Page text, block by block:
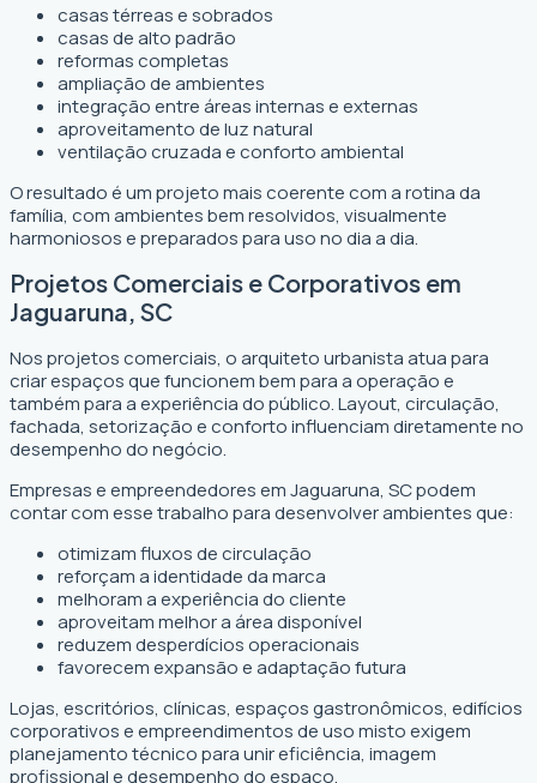
casas térreas e sobrados
casas de alto padrão
reformas completas
ampliação de ambientes
integração entre áreas internas e externas
aproveitamento de luz natural
ventilação cruzada e conforto ambiental
O resultado é um projeto mais coerente com a rotina da
família, com ambientes bem resolvidos, visualmente
harmoniosos e preparados para uso no dia a dia.
Projetos Comerciais e Corporativos em
Jaguaruna, SC
Nos projetos comerciais, o arquiteto urbanista atua para
criar espaços que funcionem bem para a operação e
também para a experiência do público. Layout, circulação,
fachada, setorização e conforto influenciam diretamente no
desempenho do negócio.
Empresas e empreendedores em Jaguaruna, SC podem
contar com esse trabalho para desenvolver ambientes que:
otimizam fluxos de circulação
reforçam a identidade da marca
melhoram a experiência do cliente
aproveitam melhor a área disponível
reduzem desperdícios operacionais
favorecem expansão e adaptação futura
Lojas, escritórios, clínicas, espaços gastronômicos, edifícios
corporativos e empreendimentos de uso misto exigem
planejamento técnico para unir eficiência, imagem
profissional e desempenho do espaço.